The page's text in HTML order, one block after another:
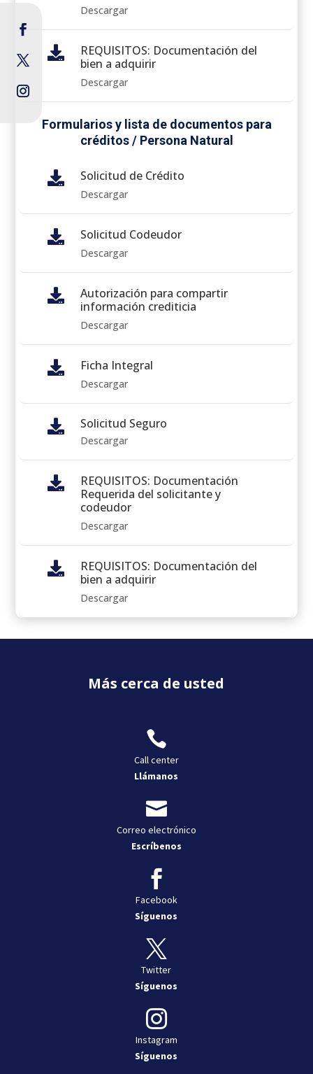
Descargar

REQUISITOS: Documentación del
bien a adquirir
Descargar
Formularios y lista de documentos para
créditos / Persona Natural
 Solicitud de Crédito
Descargar
 Solicitud Codeudor
Descargar

Autorización para compartir
información crediticia
Descargar
 Ficha Integral
Descargar
 Solicitud Seguro
Descargar

REQUISITOS: Documentación
Requerida del solicitante y
codeudor
Descargar

REQUISITOS: Documentación del
bien a adquirir
Descargar
Más cerca de usted

Call center
Llámanos

Correo electrónico
Escríbenos

Facebook
Síguenos

Twitter
Síguenos

Instagram
Síguenos